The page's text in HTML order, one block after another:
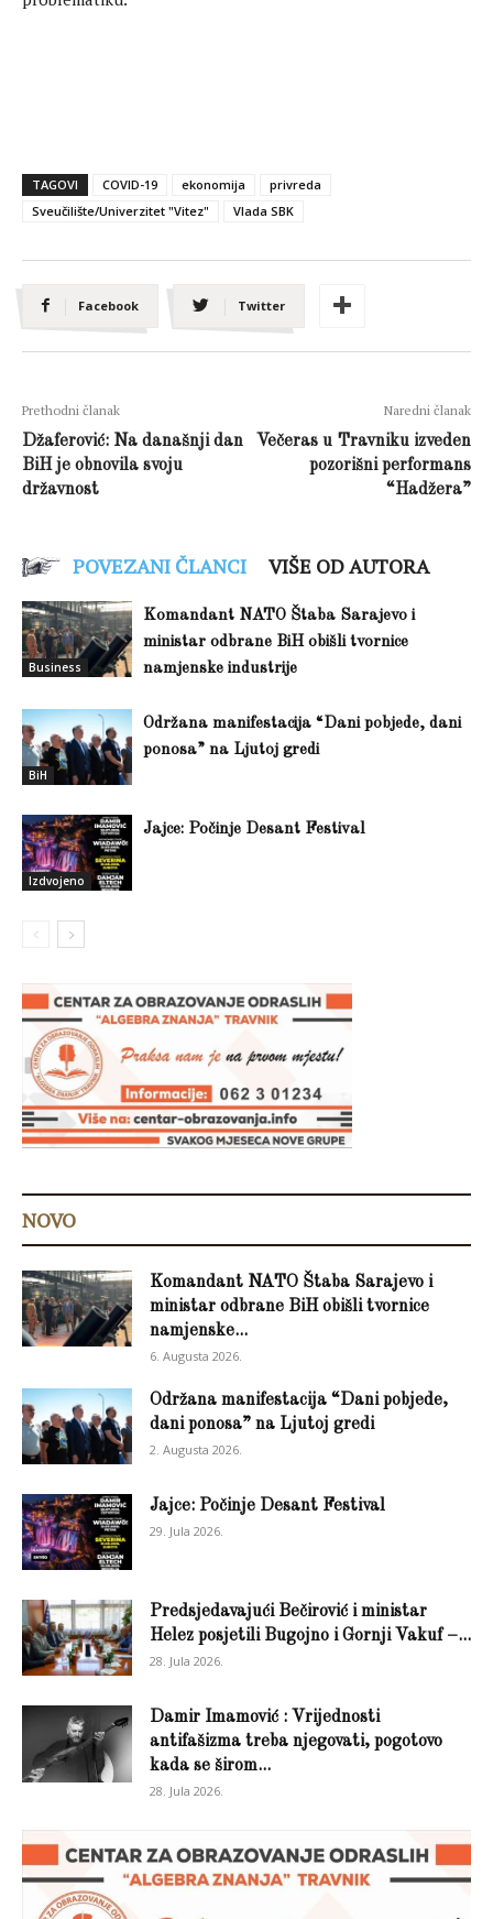
TAGOVI COVID-19 ekonomija
privreda
Sveučilište/Univerzitet "Vitez"
Vlada SBK
Facebook Twitter
Prethodni članak
Džaferović: Na današnji dan
BiH je obnovila svoju
državnost
Naredni članak
Večeras u Travniku izveden
pozorišni performans
“Hadžera”
POVEZANI ČLANCI VIŠE OD AUTORA
Business
Komandant NATO Štaba Sarajevo i
ministar odbrane BiH obišli tvornice
namjenske industrije
BiH
Održana manifestacija “Dani pobjede, dani
ponosa” na Ljutoj gredi
Izdvojeno
Jajce: Počinje Desant Festival
NOVO
Komandant NATO Štaba Sarajevo i
ministar odbrane BiH obišli tvornice
namjenske...
6. Augusta 2026.
Održana manifestacija “Dani pobjede,
dani ponosa” na Ljutoj gredi
2. Augusta 2026.
Jajce: Počinje Desant Festival
29. Jula 2026.
Predsjedavajući Bečirović i ministar
Helez posjetili Bugojno i Gornji Vakuf –...
28. Jula 2026.
Damir Imamović : Vrijednosti
antifašizma treba njegovati, pogotovo
kada se širom...
28. Jula 2026.